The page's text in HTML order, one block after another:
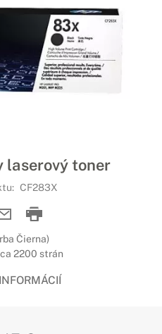
laserový toner
CF283X
Čierna)
2200 strán